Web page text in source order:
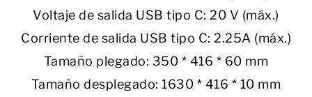
Voltaje de salida USB tipo C: 20 V (máx.)
Corriente de salida USB tipo C: 2.25A (máx.)
Tamaño plegado: 350 * 416 * 60 mm
Tamaño desplegado: 1630 * 416 * 10 mm